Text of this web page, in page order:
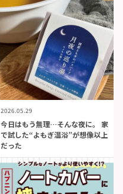
2026.05.29
今日はもう無理…そんな夜に。 家
で試した“よもぎ温浴”が想像以上
だった